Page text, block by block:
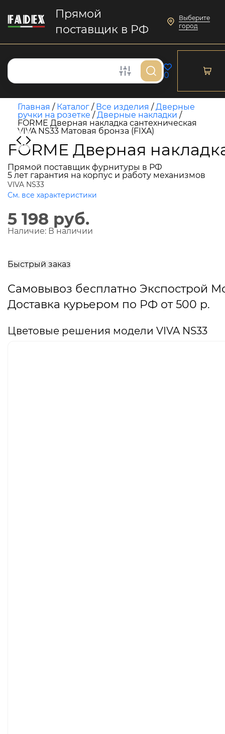
Прямой
поставщик в РФ
Выберите
город
0
Главная / Каталог / Все изделия /Дверные
ручки на розетке /Дверные накладки /
FORME Дверная накладка сантехническая
VIVA NS33 Матовая бронза (FIXA)
FORME Дверная
Прямой поставщик фурнитуры в РФ
5 лет гарантия на корпус и работу механизмов
VIVA NS33
См. все характеристики
5 198 руб.
Наличие: В наличии
Быстрый заказ
Самовывоз бесплатно Экспострой
Доставка курьером по РФ от 500 р.
Цветовые решения модели VIVA NS33